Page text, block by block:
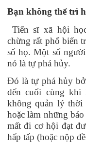
Bạn không thể trì
Tiến sĩ xã hội
chừng rất phổ biến
số họ. Một số
nó là tự phá hủy.
Đó là tự phá hủy
đến cuối cùng
không quản lý thời
hoặc làm những
mất đi cơ hội đạt
hấp tấp (hoặc nộp